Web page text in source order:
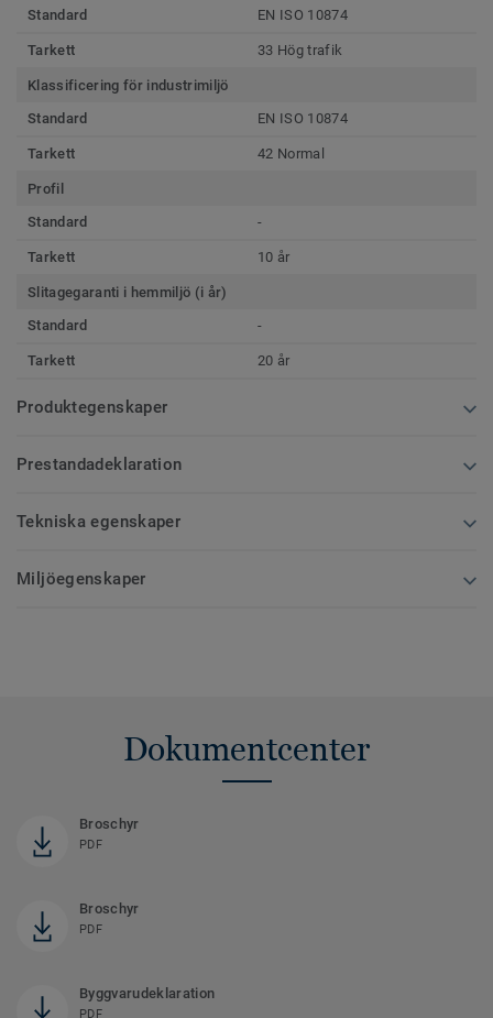
Standard
EN ISO 10874
Tarkett 33 Hög trafik
Klassificering för industrimiljö
Standard
EN ISO 10874
Tarkett 42 Normal
Profil
Standard
-
Tarkett 10 år
Slitagegaranti i hemmiljö (i år)
Standard
-
Tarkett 20 år
Produktegenskaper
Prestandadeklaration
Tekniska egenskaper
Miljöegenskaper
Dokumentcenter
Broschyr
PDF
Broschyr
PDF
Byggvarudeklaration
PDF